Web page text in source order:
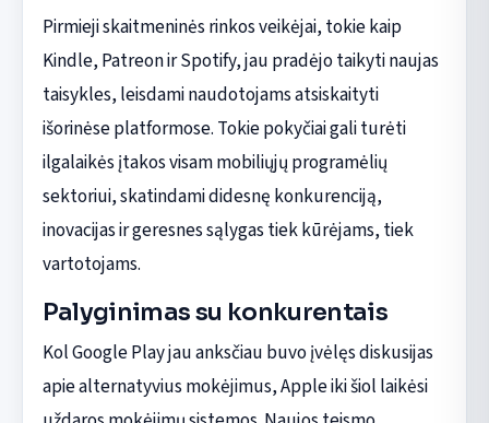
Pirmieji skaitmeninės rinkos veikėjai, tokie kaip
Kindle, Patreon ir Spotify, jau pradėjo taikyti naujas
taisykles, leisdami naudotojams atsiskaityti
išorinėse platformose. Tokie pokyčiai gali turėti
ilgalaikės įtakos visam mobiliųjų programėlių
sektoriui, skatindami didesnę konkurenciją,
inovacijas ir geresnes sąlygas tiek kūrėjams, tiek
vartotojams.
Palyginimas su konkurentais
Kol Google Play jau anksčiau buvo įvėlęs diskusijas
apie alternatyvius mokėjimus, Apple iki šiol laikėsi